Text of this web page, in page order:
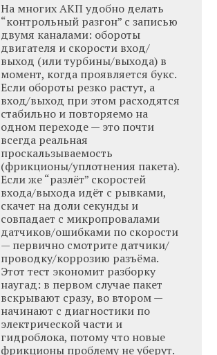
На многих АКП удобно делать
“контрольный разгон” с записью
двумя каналами: обороты
двигателя и скорости вход/
выход (или турбины/выхода) в
момент, когда проявляется букс.
Если обороты резко растут, а
вход/выход при этом расходятся
стабильно и повторяемо на
одном переходе — это почти
всегда реальная
проскальзываемость
(фрикционы/уплотнения пакета).
Если же “разлёт” скоростей
входа/выхода идёт с рывками,
скачет на доли секунды и
совпадает с микропровалами
датчиков/ошибками по скорости
— первично смотрите датчики/
проводку/коррозию разъёма.
Этот тест экономит разборку
наугад: в первом случае пакет
вскрывают сразу, во втором —
начинают с диагностики по
электрической части и
гидроблока, потому что новые
фрикционы проблему не уберут.